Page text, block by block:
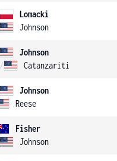
Lomacki
Johnson
Johnson
/ Catanzariti
Johnson
Reese
Fisher
Johnson